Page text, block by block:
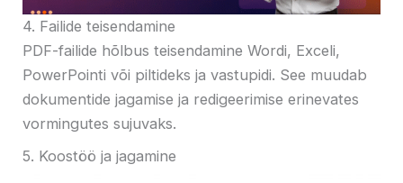
4. Failide teisendamine
PDF-failide hõlbus teisendamine Wordi, Exceli,
PowerPointi või piltideks ja vastupidi. See muudab
dokumentide jagamise ja redigeerimise erinevates
vormingutes sujuvaks.
5. Koostöö ja jagamine